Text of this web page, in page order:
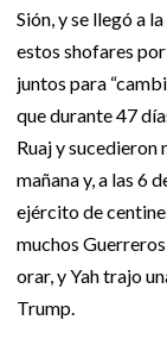
Sión, y se llegó a
estos shofares
juntos para
que durante 47
Ruaj y sucedieron
mañana y, a las 6
ejército de
muchos
orar, y Yah trajo
Trump.